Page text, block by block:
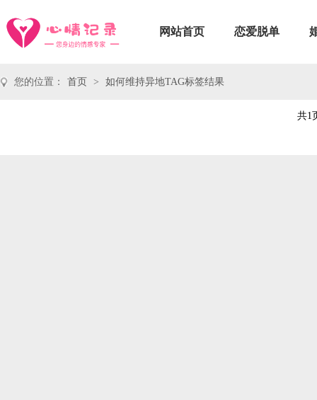
网站首页 恋爱脱单
您的位置： 首页 > 如何维持异地TAG标签结果
共1